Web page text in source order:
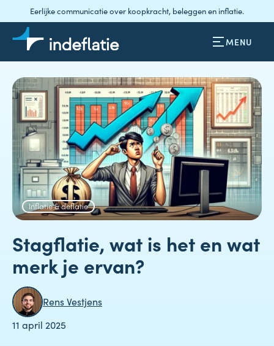
Eerlijke communicatie over koopkracht, beleggen en inflatie.
MENU
Stagflatie, wat is het en wat
merk je ervan?
Rens Vestjens
11 april 2025
Inflatie & deflatie